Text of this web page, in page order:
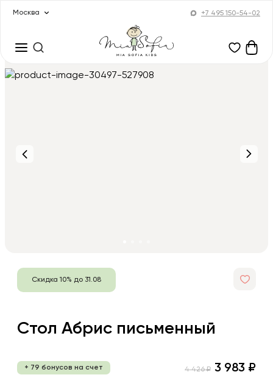
Москва +7 495 150-54-02
Скидка 10% до 31.08
Стол Абрис письменный
+ 79 бонусов на счет 4 426 ₽ 3 983 ₽